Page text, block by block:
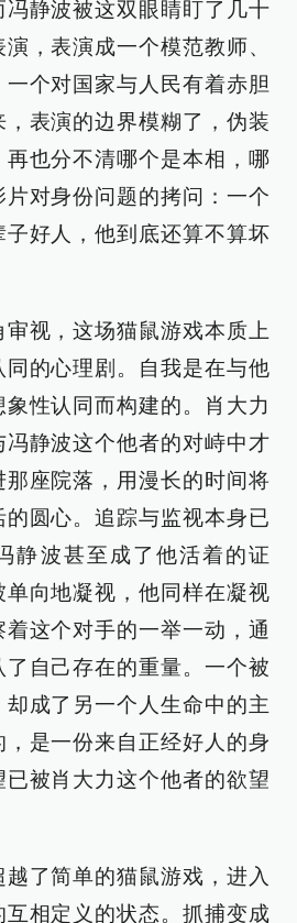
静波被这双眼睛盯了几十
，表演成一个模范教师、
个对国家与人民有着赤胆
表演的边界模糊了，伪装
也分不清哪个是本相，哪
对身份问题的拷问：一个
子好人，他到底还算不算坏
视，这场猫鼠游戏本质上
的心理剧。自我是在与他
性认同而构建的。肖大力
静波这个他者的对峙中才
座院落，用漫长的时间将
圆心。追踪与监视本身已
静波甚至成了他活着的证
向地凝视，他同样在凝视
这个对手的一举一动，通
自己存在的重量。一个被
成了另一个人生命中的主
是一份来自正经好人的身
被肖大力这个他者的欲望
了简单的猫鼠游戏，进入
相定义的状态。抓捕变成